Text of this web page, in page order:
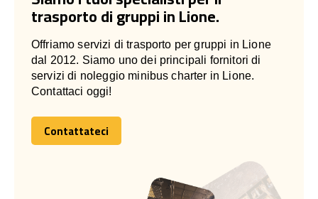
trasporto di gruppi in Lione.
Offriamo servizi di trasporto per gruppi in Lione
dal 2012. Siamo uno dei principali fornitori di
servizi di noleggio minibus charter in Lione.
Contattaci oggi!
Contattateci
Contattateci